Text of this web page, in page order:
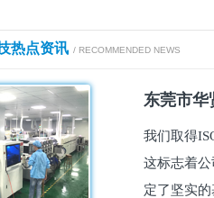
热点资讯 / RECOMMENDED NEWS
东莞市华
我们取得
这标志着
定了坚实